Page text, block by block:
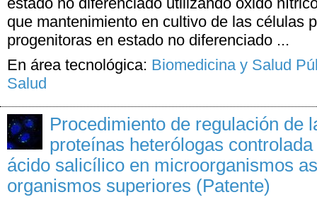
que mantenimiento en cultivo de las células
progenitoras en estado no diferenciado ...
En área tecnológica: Biomedicina y Salud
Salud
Procedimiento de regulación de
proteínas heterólogas
ácido salicílico en microorganismos
organismos superiores (Patente)